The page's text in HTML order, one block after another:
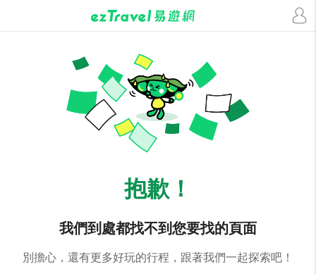
抱歉！
我們到處都找不到您要找的頁面
別擔心，還有更多好玩的行程，跟著我們一起探索吧！